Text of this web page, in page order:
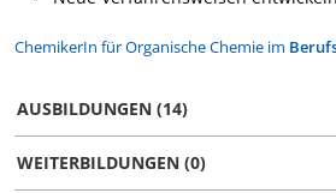
ChemikerIn für Organische Chemie im
AUSBILDUNGEN (14)
WEITERBILDUNGEN (0)